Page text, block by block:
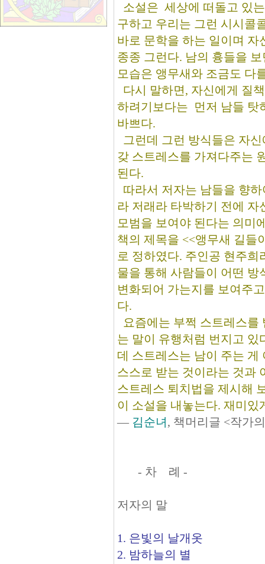
소설은 세상에 떠돌고 있
구하고 우리는 그런 시시콜
바로 문학을 하는 일이며
종종 그런다. 남의 흉들을
모습은 앵무새와 조금도 다
다시 말하면, 자신에게 질
하려기보다는 먼저 남들 탓
바쁘다.
그런데 그런 방식들은 자
갖 스트레스를 가져다주는
된다.
따라서 저자는 남들을 향
라 저래라 타박하기 전에 자
모범을 보여야 된다는 의미
책의 제목을 <<앵무새 길들
로 정하였다. 주인공 현주희
물을 통해 사람들이 어떤 방
변화되어 가는지를 보여주
다.
요즘에는 부쩍 스트레스를
는 말이 유행처럼 번지고 있
데 스트레스는 남이 주는 게
스스로 받는 것이라는 것과
스트레스 퇴치법을 제시해
이 소설을 내놓는다. 재미
― 김순녀 , 책머리글 <작가
- 차 례 -
저자의 말
1. 은빛의 날개옷
2. 밤하늘의 별